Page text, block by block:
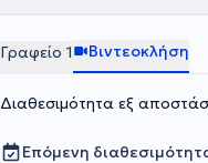
Γραφείο 1 Βιντεοκλήση
Διαθεσιμότητα εξ
Επόμενη